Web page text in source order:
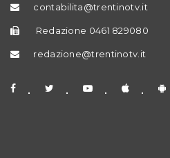
contabilita@trentinotv.it
Redazione 0461 829080
redazione@trentinotv.it